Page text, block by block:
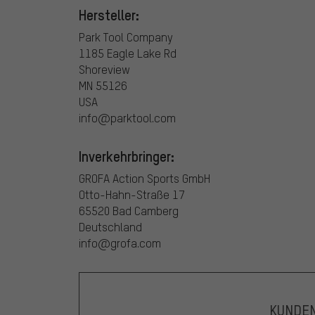
Hersteller:
Park Tool Company
1185 Eagle Lake Rd
Shoreview
MN 55126
USA
info@parktool.com
Inverkehrbringer:
GROFA Action Sports GmbH
Otto-Hahn-Straße 17
65520 Bad Camberg
Deutschland
info@grofa.com